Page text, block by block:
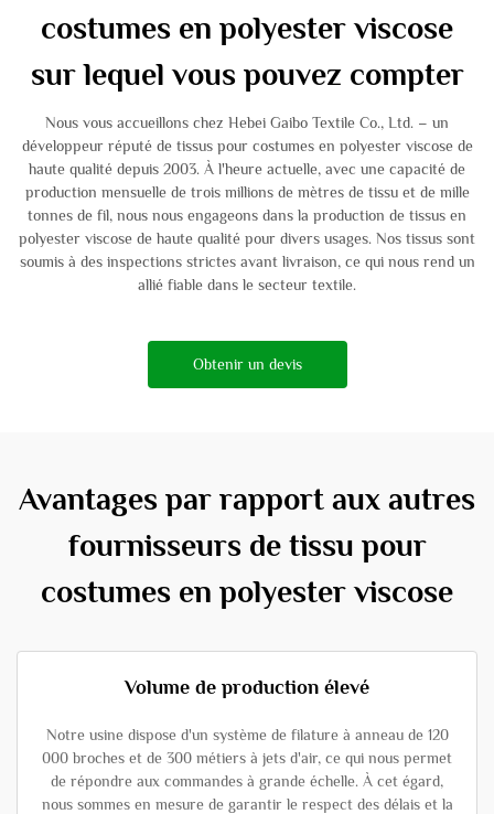
costumes en polyester viscose
sur lequel vous pouvez compter
Nous vous accueillons chez Hebei Gaibo Textile Co., Ltd. – un
développeur réputé de tissus pour costumes en polyester viscose de
haute qualité depuis 2003. À l'heure actuelle, avec une capacité de
production mensuelle de trois millions de mètres de tissu et de mille
tonnes de fil, nous nous engageons dans la production de tissus en
polyester viscose de haute qualité pour divers usages. Nos tissus sont
soumis à des inspections strictes avant livraison, ce qui nous rend un
allié fiable dans le secteur textile.
Obtenir un devis
Avantages par rapport aux autres
fournisseurs de tissu pour
costumes en polyester viscose
Volume de production élevé
Notre usine dispose d'un système de filature à anneau de 120
000 broches et de 300 métiers à jets d'air, ce qui nous permet
de répondre aux commandes à grande échelle. À cet égard,
nous sommes en mesure de garantir le respect des délais et la